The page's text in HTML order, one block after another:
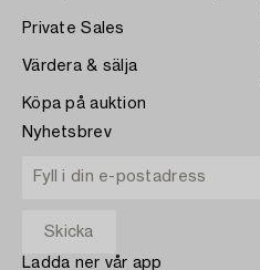
Private Sales
Värdera & sälja
Köpa på auktion
Nyhetsbrev
Ladda ner vår app